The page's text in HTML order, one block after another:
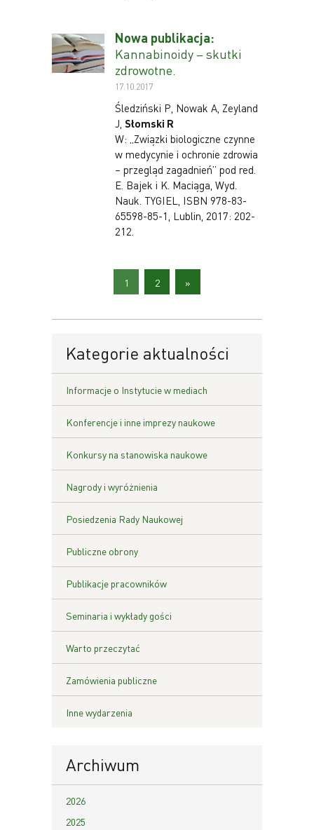
Nowa publikacja:
Kannabinoidy – skutki
zdrowotne.
17.10.2017
Śledziński P, Nowak A, Zeyland
J, Słomski R
W: „Związki biologiczne czynne
w medycynie i ochronie zdrowia
– przegląd zagadnień” pod red.
E. Bajek i K. Maciąga, Wyd.
Nauk. TYGIEL, ISBN 978-83-
65598-85-1, Lublin, 2017: 202-
212.
1 2 »
Kategorie aktualności
Informacje o Instytucie w mediach
Konferencje i inne imprezy naukowe
Konkursy na stanowiska naukowe
Nagrody i wyróżnienia
Posiedzenia Rady Naukowej
Publiczne obrony
Publikacje pracowników
Seminaria i wykłady gości
Warto przeczytać
Zamówienia publiczne
Inne wydarzenia
Archiwum
2026
2025